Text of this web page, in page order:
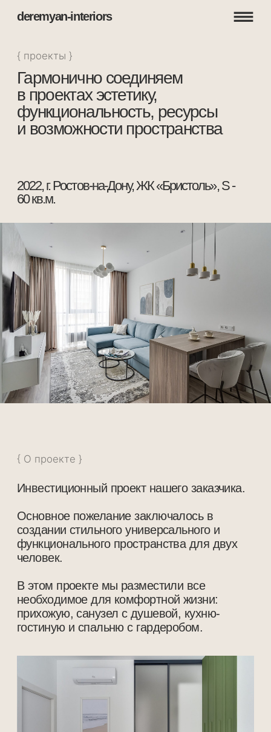
deremyan-interiors
Гармонично соединяем
функциональность, ресурсы
и возможности пространства
2022, г. Ростов-на-Дону, ЖК «Бристоль», S -
Инвестиционный проект нашего заказчика.
Основное пожелание заключалось в
создании стильного универсального и
функционального пространства для двух
человек.
{ О проекте }